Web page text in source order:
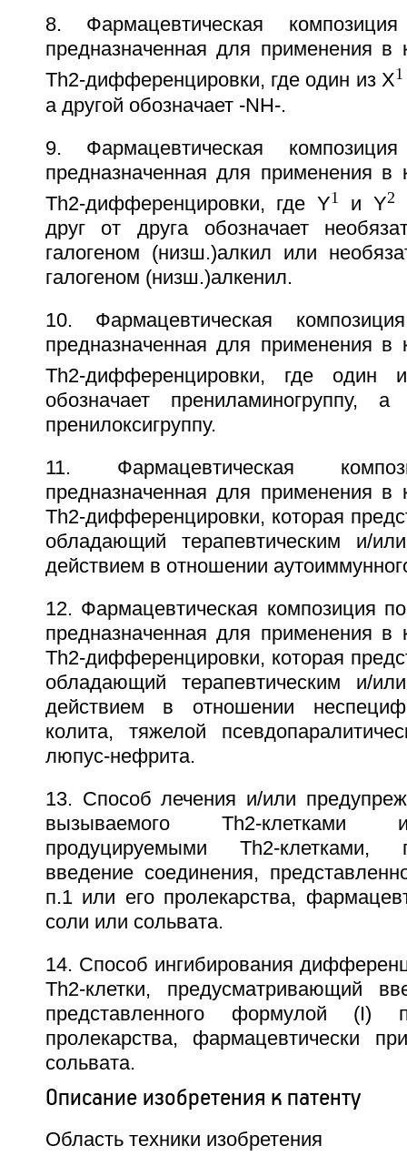
8. Фармацевтическая
предназначенная для применения в
Th2-дифференцировки, где один из Х1
а другой обозначает -NH-.
9. Фармацевтическая
предназначенная для применения в
Th2-дифференцировки, где Y1 и Y2
друг от друга обозначает
галогеном (низш.)алкил или
галогеном (низш.)алкенил.
10. Фармацевтическая
предназначенная для применения в
Th2-дифференцировки, где один
обозначает прениламиногруппу, а
пренилоксигруппу.
11. Фармацевтическая
предназначенная для применения в
Th2-дифференцировки, которая
обладающий терапевтическим и/
действием в отношении
12. Фармацевтическая композиция
предназначенная для применения в
Th2-дифференцировки, которая
обладающий терапевтическим и/
действием в отношении
колита, тяжелой
люпус-нефрита.
13. Способ лечения и/или
вызываемого Th2-клетками
продуцируемыми Th2-клетками,
введение соединения,
п.1 или его пролекарства,
соли или сольвата.
14. Способ ингибирования
Th2-клетки, предусматривающий
представленного формулой
пролекарства, фармацевтически
сольвата.
Описание изобретения к патенту
Область техники изобретения